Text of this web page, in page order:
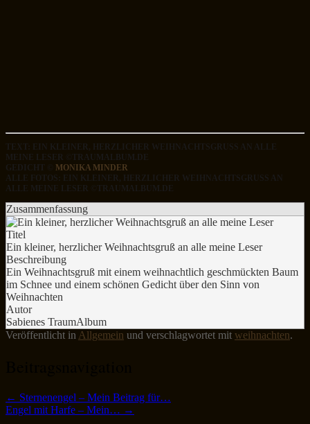
TEXT: EIN KLEINER, HERZLICHER WEIHNACHTSGRUSS AN ALLE M
EINE LESER ©TRAUMALBUM.DE
GEDICHT ©
MONIKA MINDER
ALLE FOTOS: EIN KLEINER, HERZLICHER WEIHNACHTSGRUSS AN A
LLE MEINE LESER ©TRAUMALBUM.DE
Zusammenfassung
Titel
Ein kleiner, herzlicher Weihnachtsgruß an alle meine Leser
Beschreibung
Ein Weihnachtsgruß mit einem weihnachtlich geschmückten Baum
im Schnee und einem schönen Gedicht über den Sinn von
Weihnachten
Autor
Sabienes TraumAlbum
Veröffentlicht in Allgemein und verschlagwortet mit weihnachten.
← Sternenengel – Mein Beitrag für…
Engel mit Harfe – Mein… →